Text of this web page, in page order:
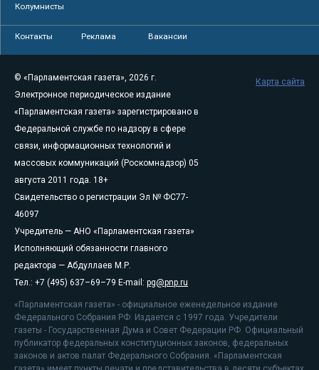
Колумнисты
Контакты Реклама Вакансии
© «Парламентская газета», 2026 г.
Электронное периодическое издание
«Парламентская газета» зарегистрировано в
Федеральной службе по надзору в сфере
связи, информационных технологий и
массовых коммуникаций (Роскомнадзор) 05
августа 2011 года. 18+
Свидетельство о регистрации Эл № ФС77-
46097
Учредитель — АНО «Парламентская газета»
Исполняющий обязанности главного
редактора — Абдуллаев М.Р.
Тел.: +7 (495) 637–69–79 E-mail: pg@pnp.ru
«Парламентская газета» - официальное еженедельное издание
Федерального Собрания РФ. Издается с 1997 года. Учредители
газеты - Государственная Дума и Совет Федерации РФ. Официальный
публикатор федеральных конституционных законов, федеральных
законов и актов палат Федерального Собрания. «Парламентская
Карта сайта